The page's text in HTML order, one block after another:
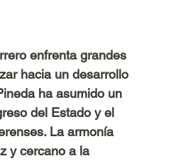
enfrenta grandes
hacia un desarrollo
ha asumido un
del Estado y el
La armonía
y cercano a la